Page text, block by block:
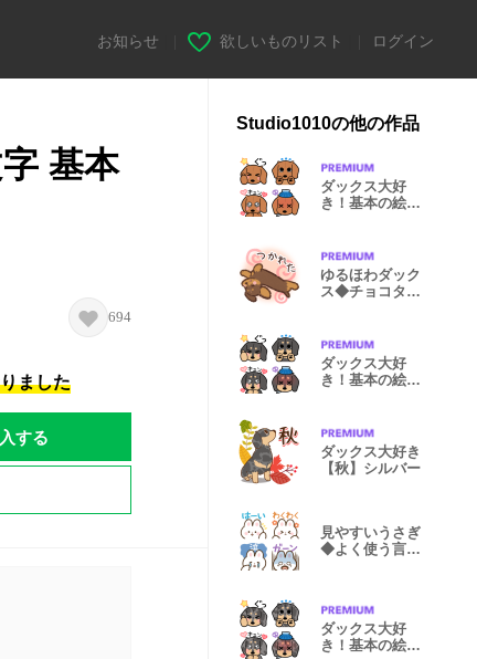
お知らせ 欲しいものリスト ログイン
基本
694
ました
する
Studio1010の他の作品
ダックス大好
き！基本の絵文
ゆるほわダック
ス◆チョコタン
ダックス大好
き！基本の絵文
ダックス大好き
【秋】シルバー
見やすいうさぎ
◆よく使う言葉
ダックス大好
き！基本の絵文